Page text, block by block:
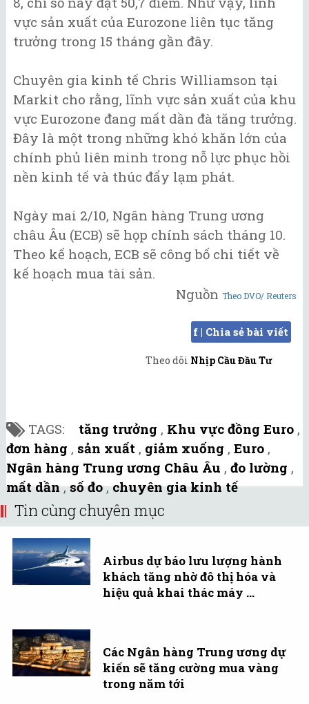
vực sản xuất của Eurozone liên tục tăng
trưởng trong 15 tháng gần đây.
Chuyên gia kinh tế Chris Williamson tại
Markit cho rằng, lĩnh vực sản xuất của khu
vực Eurozone đang mất dần đà tăng trưởng.
Đây là một trong những khó khăn lớn của
chính phủ liên minh trong nỗ lực phục hồi
nền kinh tế và thúc đẩy lạm phát.
Ngày mai 2/10, Ngân hàng Trung ương
châu Âu (ECB) sẽ họp chính sách tháng 10.
Theo kế hoạch, ECB sẽ công bố chi tiết về
kế hoạch mua tài sản.
Nguồn Theo DVO/ Reuters
f | Chia sẻ bài viết
Theo dõi Nhịp Cầu Đầu Tư
TAGS: tăng trưởng , Khu vực đồng Euro ,
đơn hàng , sản xuất , giảm xuống , Euro ,
Ngân hàng Trung ương Châu Âu , đo lường ,
mất dần,số đo,chuyên gia kinh tế
Tin cùng chuyên mục
Airbus dự báo lưu lượng hành
khách tăng nhờ đô thị hóa và
hiệu quả khai thác máy ...
Các Ngân hàng Trung ương dự
kiến sẽ tăng cường mua vàng
trong năm tới